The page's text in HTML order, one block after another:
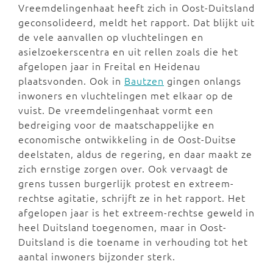
Vreemdelingenhaat heeft zich in Oost-Duitsland
geconsolideerd, meldt het rapport. Dat blijkt uit
de vele aanvallen op vluchtelingen en
asielzoekerscentra en uit rellen zoals die het
afgelopen jaar in Freital en Heidenau
plaatsvonden. Ook in Bautzen gingen onlangs
inwoners en vluchtelingen met elkaar op de
vuist. De vreemdelingenhaat vormt een
bedreiging voor de maatschappelijke en
economische ontwikkeling in de Oost-Duitse
deelstaten, aldus de regering, en daar maakt ze
zich ernstige zorgen over. Ook vervaagt de
grens tussen burgerlijk protest en extreem-
rechtse agitatie, schrijft ze in het rapport. Het
afgelopen jaar is het extreem-rechtse geweld in
heel Duitsland toegenomen, maar in Oost-
Duitsland is die toename in verhouding tot het
aantal inwoners bijzonder sterk.